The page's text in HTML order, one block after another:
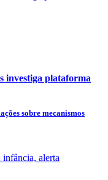
investiga plataforma
sobre mecanismos